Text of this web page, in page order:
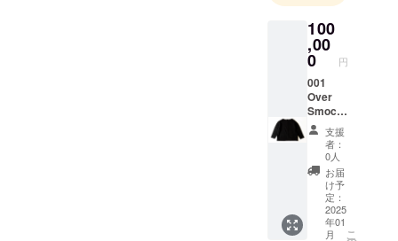
100
,00
0 円
001
Over
Smock
"Sheep
skin" /
オー
バース
モッ
ク"シー
プスキ
ン" サイ
支援
者：
0人
お届
け予
定：
2025
年01
月
こ